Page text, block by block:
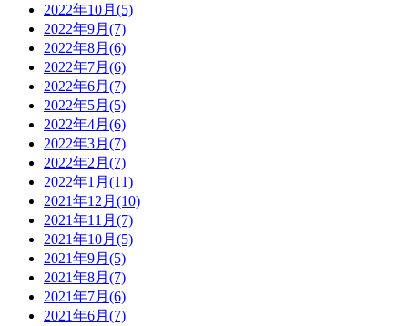
2022年10月(5)
2022年9月(7)
2022年8月(6)
2022年7月(6)
2022年6月(7)
2022年5月(5)
2022年4月(6)
2022年3月(7)
2022年2月(7)
2022年1月(11)
2021年12月(10)
2021年11月(7)
2021年10月(5)
2021年9月(5)
2021年8月(7)
2021年7月(6)
2021年6月(7)